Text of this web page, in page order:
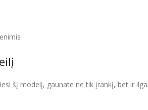
šį modelį, gaunate ne tik įrankį, bet ir